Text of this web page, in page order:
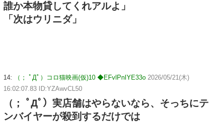
誰か本物貸してくれアルよ」
「次はウリニダ」
14: （； ﾟДﾟ）コロ猫映画(仮)10 ◆EFvlPnIYE33o 2026/05/21(木)
16:02:07.83 ID:YZAwvCL50
（； ﾟДﾟ）実店舗はやらないなら、そっちにテ
ンバイヤーが殺到するだけでは